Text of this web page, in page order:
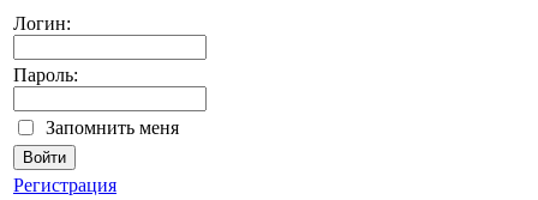
Логин:
Пароль:
Запомнить меня
Регистрация